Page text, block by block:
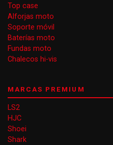
Top case
Alforjas moto
Soporte móvil
Baterías moto
Fundas moto
Chalecos hi-vis
MARCAS PREMIUM
LS2
HJC
Shoei
Shark